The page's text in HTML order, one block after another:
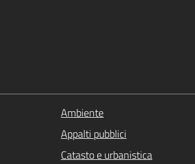
Ambiente
Appalti pubblici
Catasto e urbanistica